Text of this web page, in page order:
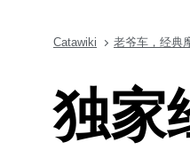
Catawiki 老爷车，经典
独家